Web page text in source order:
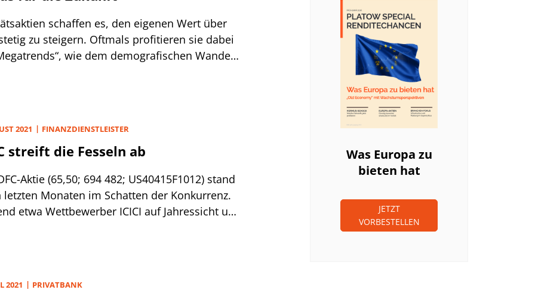
schaffen es, den eigenen Wert über
zu steigern. Oftmals profitieren sie dabei
wie dem demografischen Wandel,
und qualitativer Faktoren
30 globale Aktien heraus, die langfristiges
solcher Megatrends Rückenwind bekommen
eine Kaufempfehlung wert sind.
2021 FINANZDIENSTLEISTER
streift die Fesseln ab
Aktie (65,50; 694 482; US40415F1012) stand
letzten Monaten im Schatten der Konkurrenz.
etwa Wettbewerber ICICI auf Jahressicht um
2021 PRIVATBANK
Was Europa zu
bieten hat
JETZT
VORBESTELLEN